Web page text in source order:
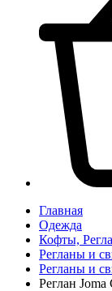
Главная
Одежда
Кофты,
Регланы и
Регланы и
Реглан